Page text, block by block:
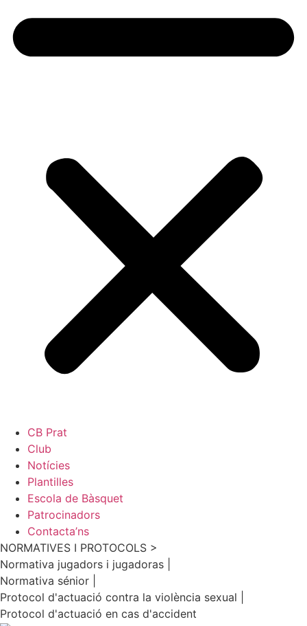
CB Prat
Club
Notícies
Plantilles
Escola de Bàsquet
Patrocinadors
Contacta’ns
NORMATIVES I PROTOCOLS >
Normativa jugadors i jugadoras |
Normativa sénior |
Protocol d'actuació contra la violència sexual |
Protocol d'actuació en cas d'accident